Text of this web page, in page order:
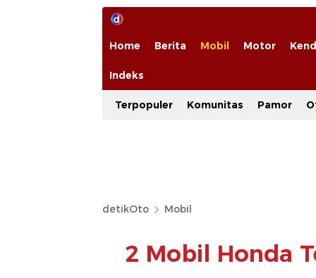
Home Berita Mobil Motor
Indeks
Terpopuler Komunitas Pamor
detikOto Mobil
2 Mobil Honda